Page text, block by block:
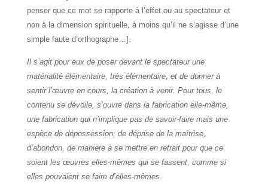
penser que ce mot se rapporte à l’effet ou au spectateur et
non à la dimension spirituelle, à moins qu’il ne s’agisse d’une
simple faute d’orthographe…].
Il s’agit pour eux de poser devant le spectateur une
matérialité élémentaire, très élémentaire, et de donner à
sentir l’œuvre en cours, la création à venir. Pour tous, le
contenu se dévoile, s’ouvre dans la fabrication elle-même,
une fabrication qui n’implique pas de savoir-faire mais une
espèce de dépossession, de déprise de la maîtrise,
d’abondon, de manière à se mettre en retrait pour que ce
soient les œuvres elles-mêmes qui se fassent, comme si
elles pouvaient se faire d’elles-mêmes.